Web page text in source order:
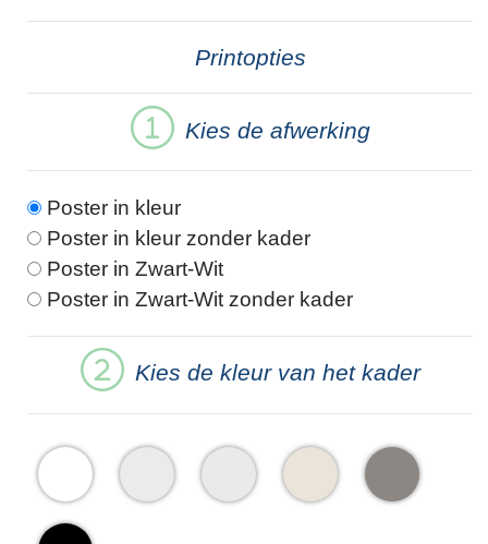
Printopties
Kies de afwerking
Poster in kleur
Poster in kleur zonder kader
Poster in Zwart-Wit
Poster in Zwart-Wit zonder kader
Kies de kleur van het kader